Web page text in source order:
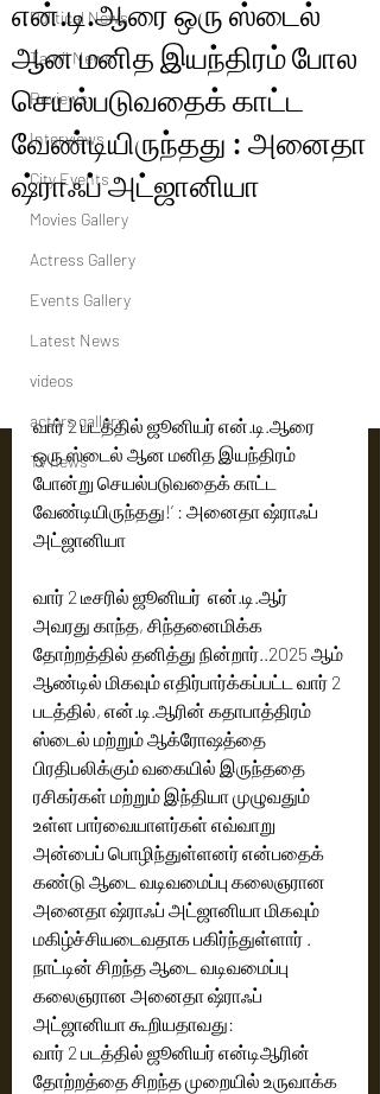
Political News
Tamil News
Reviews
Interviews
City Events
Movies Gallery
Actress Gallery
Events Gallery
Latest News
videos
actors gallery
Tv news
என்.டி.ஆரை ஒரு ஸ்டைல்
ஆன மனித இயந்திரம் போல
செயல்படுவதைக் காட்ட
வேண்டியிருந்தது : அனைதா
ஷ்ராஃப் அட்ஜானியா
வார் 2 படத்தில் ஜூனியர் என்.டி.ஆரை
ஒரு ஸ்டைல் ஆன மனித இயந்திரம்
போன்று செயல்படுவதைக் காட்ட
வேண்டியிருந்தது!’ : அனைதா ஷ்ராஃப்
அட்ஜானியா
வார் 2 டீசரில் ஜூனியர்  என்.டி.ஆர்
அவரது காந்த, சிந்தனைமிக்க
தோற்றத்தில் தனித்து நின்றார்..2025 ஆம்
ஆண்டில் மிகவும் எதிர்பார்க்கப்பட்ட வார் 2
படத்தில், என்.டி.ஆரின் கதாபாத்திரம்
ஸ்டைல் மற்றும் ஆக்ரோஷத்தை
பிரதிபலிக்கும் வகையில் இருந்ததை
ரசிகர்கள் மற்றும் இந்தியா முழுவதும்
உள்ள பார்வையாளர்கள் எவ்வாறு
அன்பைப் பொழிந்துள்ளனர் என்பதைக்
கண்டு ஆடை வடிவமைப்பு கலைஞரான
அனைதா ஷ்ராஃப் அட்ஜானியா மிகவும்
மகிழ்ச்சியடைவதாக பகிர்ந்துள்ளார் .
நாட்டின் சிறந்த ஆடை வடிவமைப்பு
கலைஞரான அனைதா ஷ்ராஃப்
அட்ஜானியா கூறியதாவது:
வார் 2 படத்தில் ஜூனியர் என்டிஆரின்
தோற்றத்தை சிறந்த முறையில் உருவாக்க